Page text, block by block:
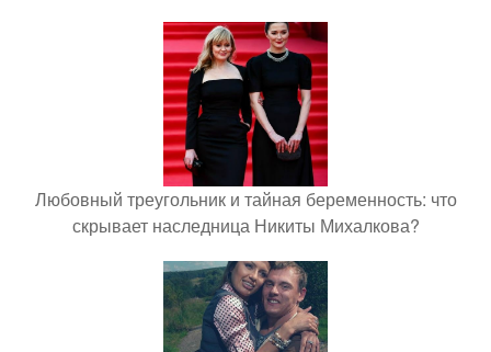
Любовный треугольник и тайная беременность: что
скрывает наследница Никиты Михалкова?